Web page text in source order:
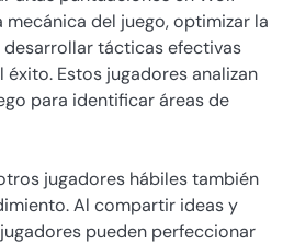
mecánica del juego, optimizar la
tácticas efectivas
éxito. Estos jugadores analizan
para identificar áreas de
jugadores hábiles también
Al compartir ideas y
pueden perfeccionar